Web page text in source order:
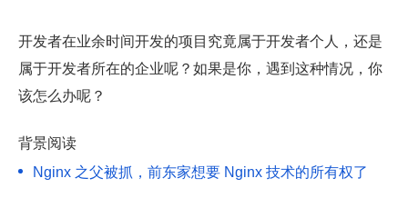
开发者在业余时间开发的项目究竟属于开发者个人，还是
属于开发者所在的企业呢？如果是你，遇到这种情况，你
该怎么办呢？
背景阅读
Nginx 之父被抓，前东家想要 Nginx 技术的所有权了